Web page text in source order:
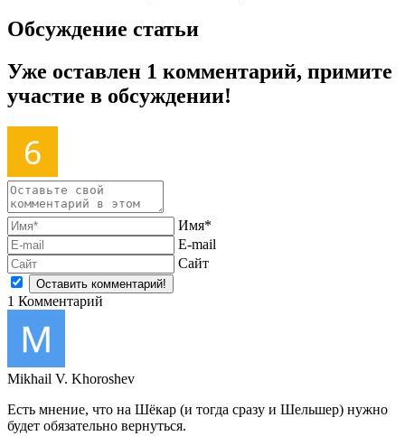
Обсуждение статьи
Уже оставлен 1 комментарий, примите
участие в обсуждении!
Имя*
E-mail
Сайт
1 Комментарий
Mikhail V. Khoroshev
Есть мнение, что на Шёкар (и тогда сразу и Шельшер) нужно
будет обязательно вернуться.